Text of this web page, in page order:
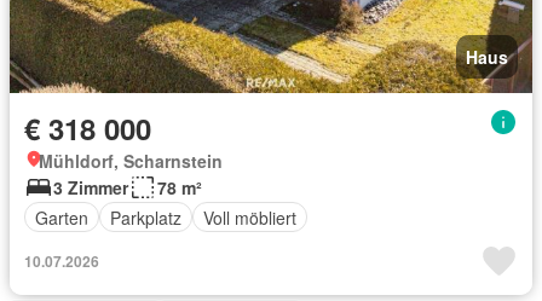
Haus
€ 318 000
Mühldorf, Scharnstein
3 Zimmer
78 m²
Garten
Parkplatz Voll möbliert
10.07.2026